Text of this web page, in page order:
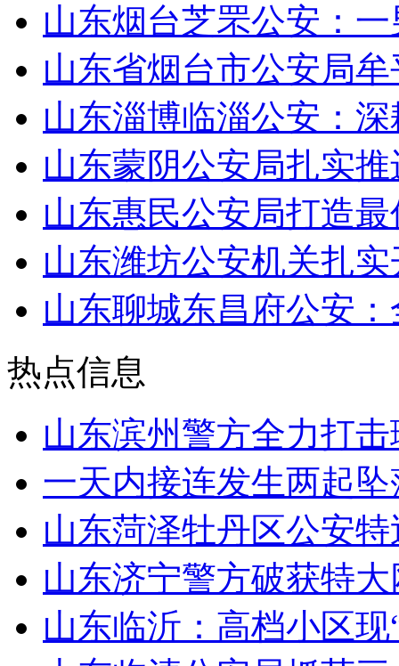
山东烟台芝罘公安：
山东省烟台市公安局
山东淄博临淄公安：
山东蒙阴公安局扎实
山东惠民公安局打造
山东潍坊公安机关扎
山东聊城东昌府公安
热点信息
山东滨州警方全力打
一天内接连发生两起
山东菏泽牡丹区公安
山东济宁警方破获特
山东临沂：高档小区